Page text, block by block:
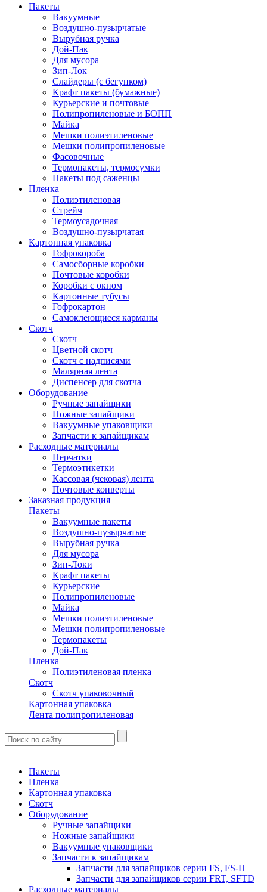
Пакеты
Вакуумные
Воздушно-пузырчатые
Вырубная ручка
Дой-Пак
Для мусора
Зип-Лок
Слайдеры (с бегунком)
Крафт пакеты (бумажные)
Курьерские и почтовые
Полипропиленовые и БОПП
Майка
Мешки полиэтиленовые
Мешки полипропиленовые
Фасовочные
Термопакеты, термосумки
Пакеты под саженцы
Пленка
Полиэтиленовая
Стрейч
Термоусадочная
Воздушно-пузырчатая
Картонная упаковка
Гофрокороба
Самосборные коробки
Почтовые коробки
Коробки с окном
Картонные тубусы
Гофрокартон
Самоклеющиеся карманы
Скотч
Скотч
Цветной скотч
Скотч с надписями
Малярная лента
Диспенсер для скотча
Оборудование
Ручные запайщики
Ножные запайщики
Вакуумные упаковщики
Запчасти к запайщикам
Расходные материалы
Перчатки
Термоэтикетки
Кассовая (чековая) лента
Почтовые конверты
Заказная продукция
Пакеты
Вакуумные пакеты
Воздушно-пузырчатые
Вырубная ручка
Для мусора
Зип-Локи
Крафт пакеты
Курьерские
Полипропиленовые
Майка
Мешки полиэтиленовые
Мешки полипропиленовые
Термопакеты
Дой-Пак
Пленка
Полиэтиленовая пленка
Скотч
Скотч упаковочный
Картонная упаковка
Лента полипропиленовая
Пакеты
Пленка
Картонная упаковка
Скотч
Оборудование
Ручные запайщики
Ножные запайщики
Вакуумные упаковщики
Запчасти к запайщикам
Запчасти для запайщиков серии FS, FS-H
Запчасти для запайщиков серии FRT, SFTD
Расходные материалы